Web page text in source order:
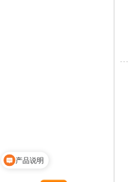
产品说明